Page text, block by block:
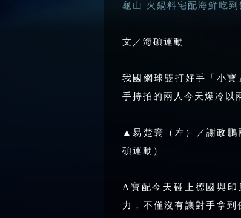
龜山 火鍋料宅配海鮮吃到
文／海碩運動
我國網球雙打好手「小
手持拍的兩人今天爆冷以
▲易楚寰（左）／謝政鵬
碩運動）
A寶配今天碰上德國與
力，不僅沒有讓對手拿